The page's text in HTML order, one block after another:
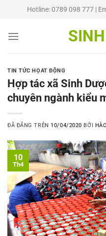
dung
Hotline: 0789 098 777 |
TIN TỨC HỌAT ĐỘNG
Hợp tác xã Sinh
chuyên ngành kiểu
ĐÃ ĐĂNG TRÊN 10/04/2020 BỞI
10
Th4